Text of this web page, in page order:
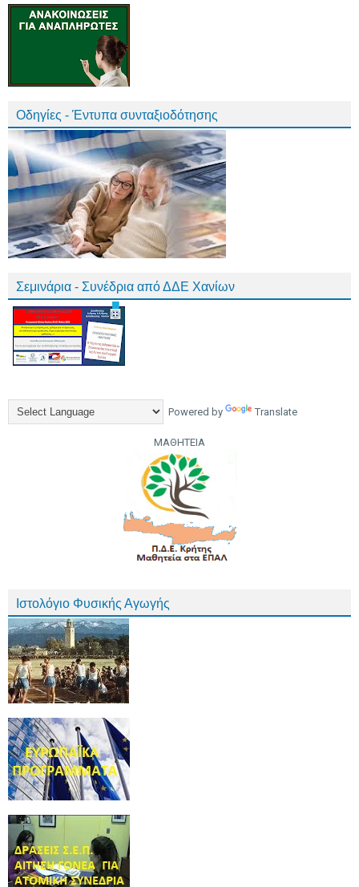
Οδηγίες - Έντυπα συνταξιοδότησης
Σεμινάρια - Συνέδρια από ΔΔΕ Χανίων
Powered by Translate
ΜΑΘΗΤΕΙΑ
Ιστολόγιο Φυσικής Αγωγής